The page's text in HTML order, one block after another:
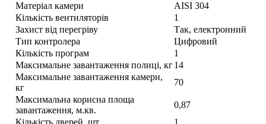
Матеріал камери
AISI 304
Кількість вентиляторів
1
Захист від перегріву
Так, електронний
Тип контролера
Цифровий
Кількість програм
1
Максимальне завантаження полиці, кг14
Максимальне завантаження камери,
кг
70
Максимальна корисна площа
завантаження, м.кв.
0,87